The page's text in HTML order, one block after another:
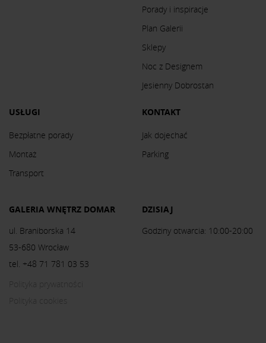
Porady i inspiracje
Plan Galerii
Sklepy
Noc z Designem
Jesienny Dobrostan
USŁUGI
Bezpłatne porady
Montaż
Transport
KONTAKT
Jak dojechać
Parking
GALERIA WNĘTRZ DOMAR
ul. Braniborska 14
53-680 Wrocław
tel. +48 71 781 03 53
DZISIAJ
Godziny otwarcia: 10:00-20:00